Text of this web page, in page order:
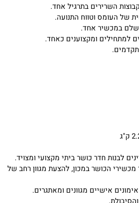
השרירים בתרגיל אחד.
של העומס וטווח התנועה.
שלם במכשיר אחד.
למתחילים ומקצוענים כאחד.
לבנות חדר כושר ביתי מקצועי ומצויד.
הכושר במכון, להצעת מגוון רחב של
אישיים מגוונים ומאתגרים.